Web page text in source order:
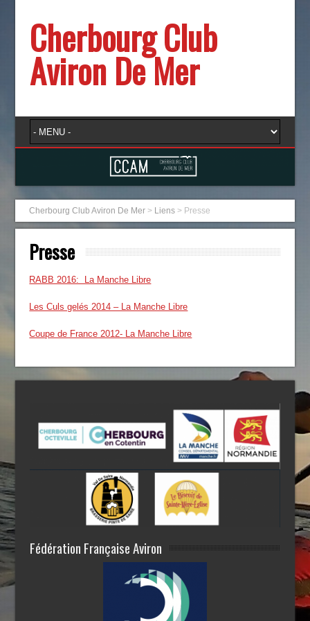
Cherbourg Club
Aviron De Mer
Cherbourg Club Aviron De Mer > Liens > Presse
Presse
RABB 2016: La Manche Libre
Les Culs gelés 2014 – La Manche Libre
Coupe de France 2012- La Manche Libre
Fédération Française Aviron